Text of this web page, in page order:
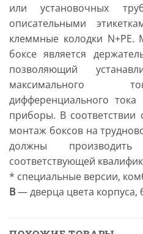
или установочных
описательными
клеммные колодки
боксе является
позволяющий
максимального
дифференциального тока
приборы. В соответствии
монтаж боксов на
должны
соответствующей
* специальные версии,
B— дверца цвета корпуса,